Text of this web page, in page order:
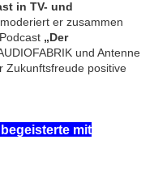
in TV- und
er zusammen
„Der
und Antenne
Zukunftsfreude positive
mit